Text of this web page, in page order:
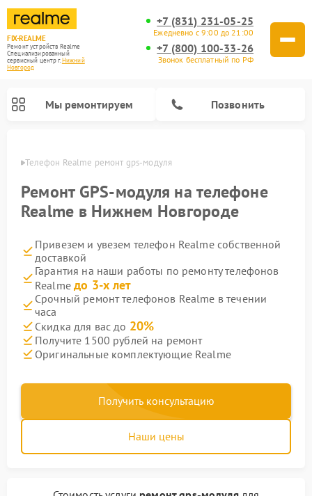
FIX-REALME
Ремонт устройств Realme
Специализированный
cервисный центр г.Нижний
Новгород
+7 (831) 231-05-25
Ежедневно с 9:00 до 21:00
+7 (800) 100-33-26
Звонок бесплатный по РФ
Мы ремонтируем Позвонить
Телефон Realme ремонт gps-модуля
Ремонт GPS-модуля на телефоне
Realme в Нижнем Новгороде
Привезем и увезем телефон Realme собственной
доставкой
Гарантия на наши работы по ремонту телефонов
Realmeдо 3-х лет
Срочный ремонт телефонов Realme в течении
часа
Скидка для вас до 20%
Получите 1500 рублей на ремонт
Оригинальные комплектующие Realme
Получить консультацию
Наши цены